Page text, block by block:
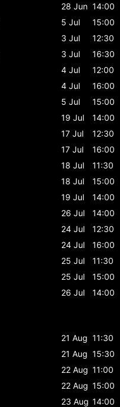
28 Jun 14:00
5 Jul
15:00
3 Jul
12:30
3 Jul
16:30
4 Jul
12:00
4 Jul
16:00
5 Jul
15:00
19 Jul
14:00
17 Jul
12:30
17 Jul
16:00
18 Jul
11:30
18 Jul
15:00
19 Jul
14:00
26 Jul
14:00
24 Jul
12:30
24 Jul
16:00
25 Jul
11:30
25 Jul
15:00
26 Jul
14:00
21 Aug 11:30
21 Aug 15:30
22 Aug 11:00
22 Aug 15:00
23 Aug 14:00